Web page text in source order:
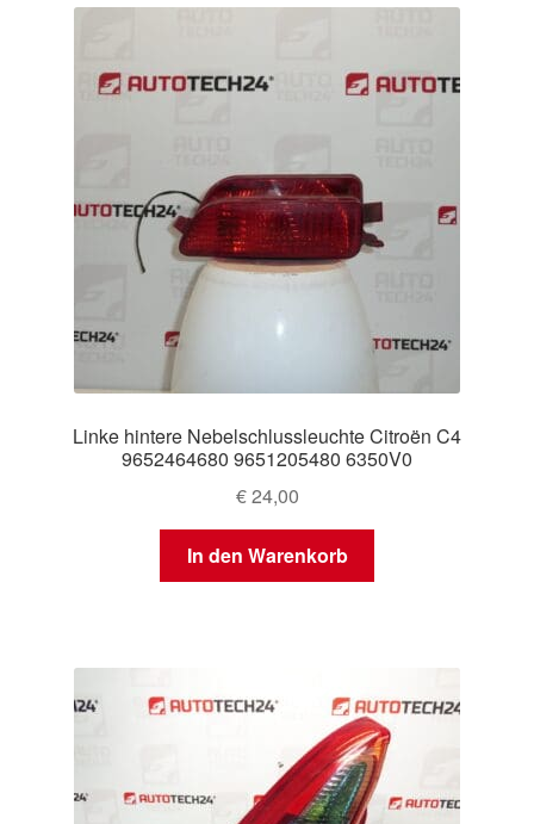
Linke hintere Nebelschlussleuchte Citroën C4
9652464680 9651205480 6350V0
€24,00
In den Warenkorb